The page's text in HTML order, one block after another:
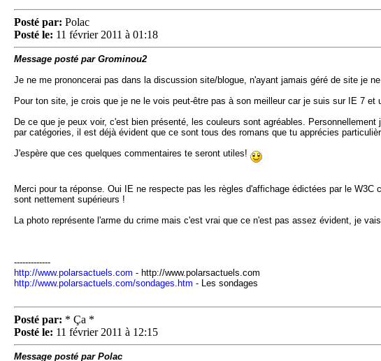
Posté par: Polac
Posté le: 11 février 2011 à 01:18
Message posté par Grominou2
Je ne me prononcerai pas dans la discussion site/blogue, n'ayant jamais géré de site je
Pour ton site, je crois que je ne le vois peut-être pas à son meilleur car je suis sur IE 7
De ce que je peux voir, c'est bien présenté, les couleurs sont agréables.
par catégories, il est déjà évident que ce sont tous des romans que tu apprécies
J'espère que ces quelques commentaires te seront utiles!
Merci pour ta réponse. Oui IE ne respecte pas les règles d'affichage édictées par le
sont nettement supérieurs !
La photo représente l'arme du crime mais c'est vrai que ce n'est pas assez évident, je vais
-------------
http://www.polarsactuels.com - http://www.polarsactuels.com
http://www.polarsactuels.com/sondages.htm - Les sondages
Posté par: * Ça *
Posté le: 11 février 2011 à 12:15
Message posté par Polac